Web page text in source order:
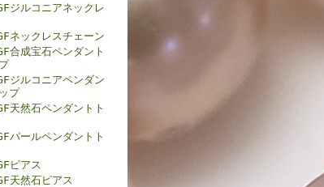
ジルコニアネックレ
ネックレスチェーン
合成宝石ペンダント
ジルコニアペンダン
プ
天然石ペンダントト
パールペンダントト
ピアス
天然石ピアス